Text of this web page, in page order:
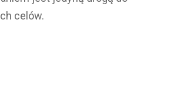
celów.